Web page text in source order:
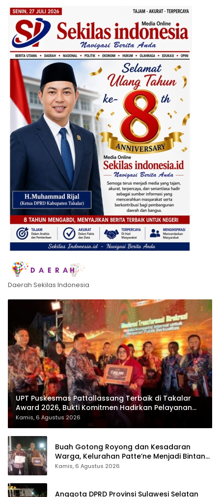
Daerah Sekilas Indonesia
UPT Puskesmas Pattallassang Terbaik di Takalar
Award 2026, Bukti Komitmen Hadirkan Pelayanan
Kesehatan Berkualitas
Kamis, 6 Agustus 2026
Buah Gotong Royong dan Kesadaran
Warga, Kelurahan Patte’ne Menjadi Bintang
Takalar Award 2026
Kamis, 6 Agustus 2026
Anggota DPRD Provinsi Sulawesi Selatan